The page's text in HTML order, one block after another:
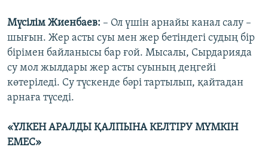
Мүсілім Жиенбаев: – Ол үшін арнайы канал салу –
шығын. Жер асты суы мен жер бетіндегі судың бір
бірімен байланысы бар ғой. Мысалы, Сырдарияда
су мол жылдары жер асты суының деңгейі
көтеріледі. Су түскенде бәрі тартылып, қайтадан
арнаға түседі.
«ҮЛКЕН АРАЛДЫ ҚАЛПЫНА КЕЛТІРУ МҮМКІН
ЕМЕС»